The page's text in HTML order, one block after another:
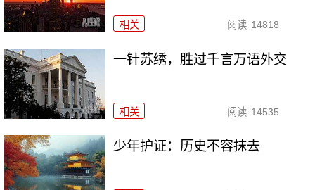
相关 阅读 14818
一针苏绣，胜过千言万语外交
相关 阅读 14535
少年护证：历史不容抹去